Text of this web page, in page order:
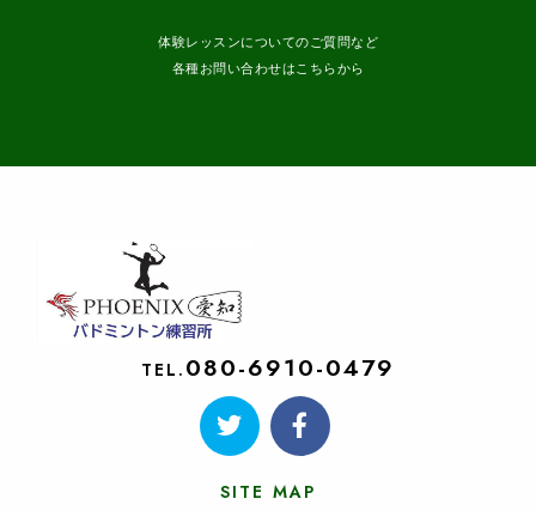
体験レッスンについてのご質問など
各種お問い合わせはこちらから
TEL. 080-6910-0479
SITE MAP